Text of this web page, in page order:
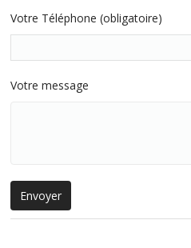
Votre Téléphone (obligatoire)
Votre message